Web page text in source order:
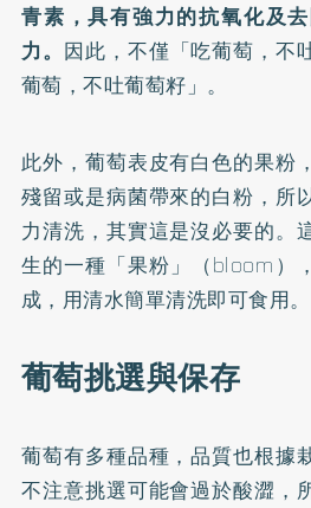
青素，具有強力的抗氧化及
力。 因此，不僅「吃葡萄，不
葡萄，不吐葡萄籽」。
此外，葡萄表皮有白色的果粉
殘留或是病菌帶來的白粉，所
力清洗，其實這是沒必要的。
生的一種「果粉」（bloom）
成，用清水簡單清洗即可食用。
葡萄挑選與保存
葡萄有多種品種，品質也根據
不注意挑選可能會過於酸澀，